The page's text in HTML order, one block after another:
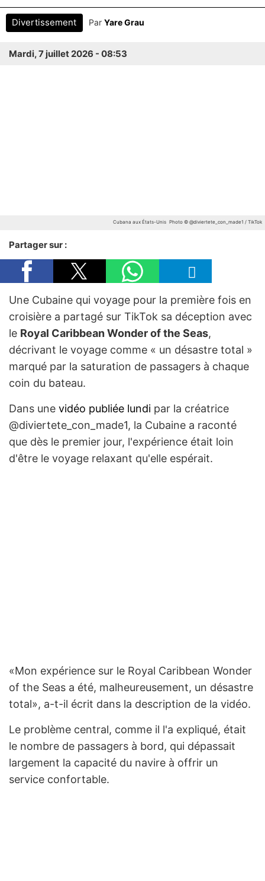
Divertissement Par Yare Grau
Mardi, 7 juillet 2026 - 08:53
Cubana aux États-Unis Photo © @diviertete_con_made1 / TikTok
Partager sur :
Une Cubaine qui voyage pour la première fois en
croisière a partagé sur TikTok sa déception avec
le Royal Caribbean Wonder of the Seas,
décrivant le voyage comme « un désastre total »
marqué par la saturation de passagers à chaque
coin du bateau.
Dans une vidéo publiée lundi par la créatrice
@diviertete_con_made1, la Cubaine a raconté
que dès le premier jour, l'expérience était loin
d'être le voyage relaxant qu'elle espérait.
«Mon expérience sur le Royal Caribbean Wonder
of the Seas a été, malheureusement, un désastre
total», a-t-il écrit dans la description de la vidéo.
Le problème central, comme il l'a expliqué, était
le nombre de passagers à bord, qui dépassait
largement la capacité du navire à offrir un
service confortable.